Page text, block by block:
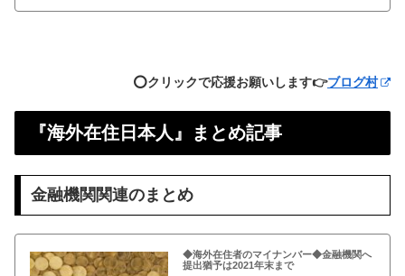
⭕️クリックで応援お願いします👉ブログ村
『海外在住日本人』まとめ記事
金融機関関連のまとめ
◆海外在住者のマイナンバー◆金融機関へ
提出猶予は2021年末まで